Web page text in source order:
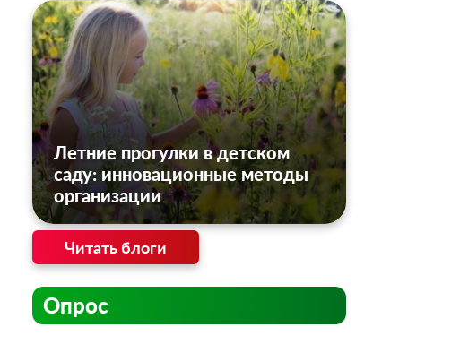
Летние прогулки в детском
саду: инновационные методы
организации
Читать блоги
Опрос